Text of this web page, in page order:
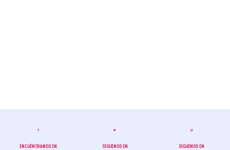
ENCUÉNTRANOS EN SÍGUENOS EN SÍGUENOS EN